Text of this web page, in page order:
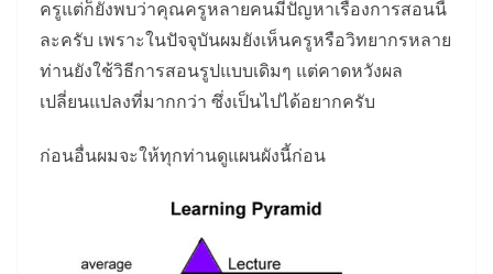
ครูแต่ก็ยังพบว่าคุณครูหลายคนมีปัญหาเรื่องการสอนนี้
ละครับ เพราะในปัจจุบันผมยังเห็นครูหรือวิทยากรหลาย
ท่านยังใช้วิธีการสอนรูปแบบเดิมๆ แต่คาดหวังผล
เปลี่ยนแปลงที่มากกว่า ซึ่งเป็นไปได้อยากครับ
ก่อนอื่นผมจะให้ทุกท่านดูแผนผังนี้ก่อน